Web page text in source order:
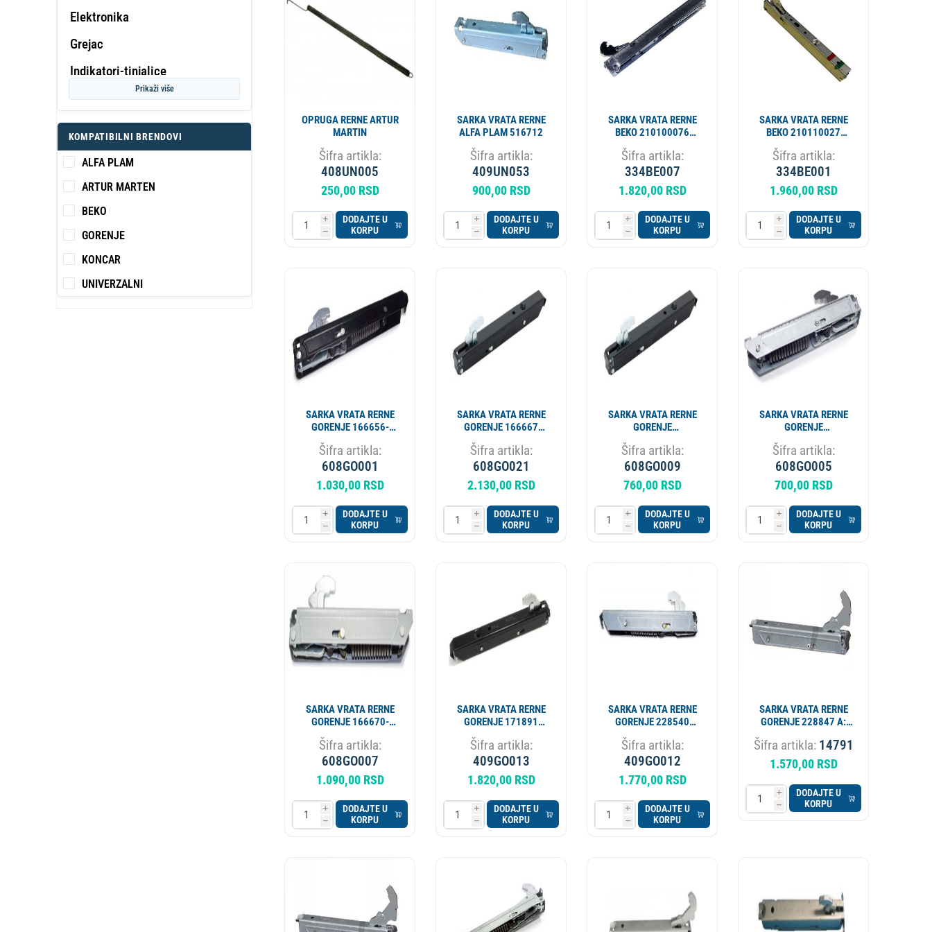
KUCNI LEDOMAT
Elektronika
Grejac
Indikatori-tinjalice
Kabl
Klema
Montazni materijal
Motor raznja
Ostalo
Potrosni
Prekidac
Prikljucni kabl
Prikaži više
KOMPATIBILNI BRENDOVI
ALFA PLAM
ARTUR MARTEN
BEKO
GORENJE
KONCAR
UNIVERZALNI
OPRUGA RERNE ARTUR
MARTIN
Šifra artikla:
408UN005
250,00 RSD
i
h
DODAJTE U
KORPU
SARKA VRATA RERNE
ALFA PLAM 516712
Šifra artikla:
409UN053
900,00 RSD
i
h
DODAJTE U
KORPU
SARKA VRATA RERNE
BEKO 210100076
210100061 ORIGINAL
Šifra artikla:
334BE007
1.820,00 RSD
i
h
DODAJTE U
KORPU
SARKA VRATA RERNE
BEKO 210110027
Šifra artikla:
334BE001
1.960,00 RSD
i
h
DODAJTE U
KORPU
SARKA VRATA RERNE
GORENJE 166656-
109482 DRH302GO
CU6206 OEM
Šifra artikla:
608GO001
1.030,00 RSD
i
h
DODAJTE U
KORPU
SARKA VRATA RERNE
GORENJE 166667
109483 ORIGINAL ALT.
608GO009
Šifra artikla:
608GO021
2.130,00 RSD
i
h
DODAJTE U
KORPU
SARKA VRATA RERNE
GORENJE
166667/109483
DRH300GO OEM ALT.
608GO021
Šifra artikla:
608GO009
760,00 RSD
i
h
DODAJTE U
KORPU
SARKA VRATA RERNE
GORENJE
166669/109486
DRH303GO CU6209
Šifra artikla:
608GO005
700,00 RSD
i
h
DODAJTE U
KORPU
SARKA VRATA RERNE
GORENJE 166670-
109484 109485
DRH305GO OEM
Šifra artikla:
608GO007
1.090,00 RSD
i
h
DODAJTE U
KORPU
SARKA VRATA RERNE
GORENJE 171891
DRH309GO OEM
Šifra artikla:
409GO013
1.820,00 RSD
i
h
DODAJTE U
KORPU
SARKA VRATA RERNE
GORENJE 228540
DRH306GO OEM
Šifra artikla:
409GO012
1.770,00 RSD
i
h
DODAJTE U
KORPU
SARKA VRATA RERNE
GORENJE 228847 A:
409GO009
Šifra artikla: 14791
1.570,00 RSD
i
h
DODAJTE U
KORPU